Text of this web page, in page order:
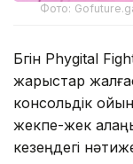
Фото:
Бүгін Phygital
жарыстар
консольдік
жекпе-жек
кезеңдегі